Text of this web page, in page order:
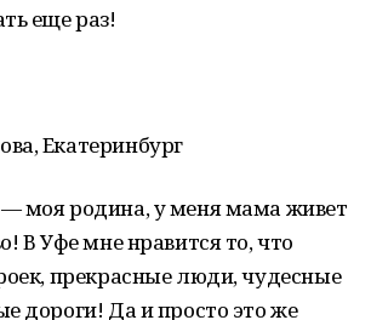
еще раз!
Екатеринбург
моя родина, у меня мама живет
В Уфе мне нравится то, что
прекрасные люди, чудесные
дороги! Да и просто это же